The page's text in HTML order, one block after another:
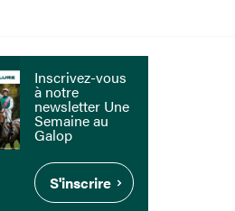
Inscrivez-vous
à notre
newsletter Une
Semaine au
Galop
S'inscrire